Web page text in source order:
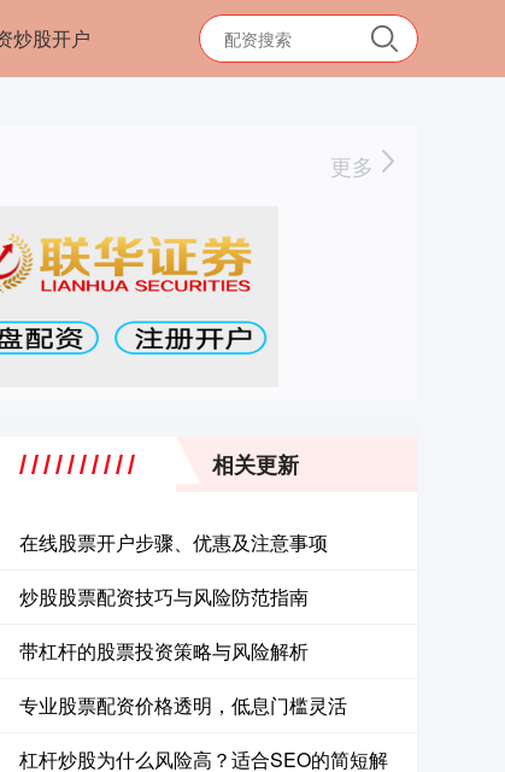
炒股开户
更多
相关更新
在线股票开户步骤、优惠及注意事项
炒股股票配资技巧与风险防范指南
带杠杆的股票投资策略与风险解析
专业股票配资价格透明，低息门槛灵活
杠杆炒股为什么风险高？适合SEO的简短解